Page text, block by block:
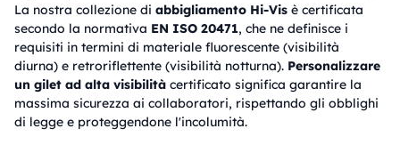
La nostra collezione di abbigliamento Hi-Vis è certificata
secondo la normativa EN ISO 20471, che ne definisce i
requisiti in termini di materiale fluorescente (visibilità
diurna) e retroriflettente (visibilità notturna). Personalizzare
un gilet ad alta visibilità certificato significa garantire la
massima sicurezza ai collaboratori, rispettando gli obblighi
di legge e proteggendone l'incolumità.